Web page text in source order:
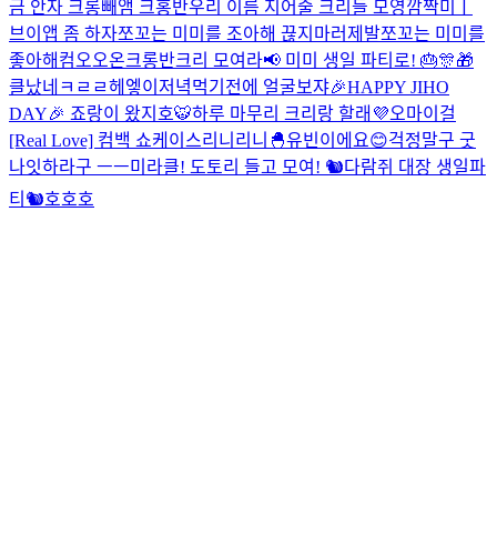
금 안자 크롱빼앰 크홍반우리 이름 지어줄 크리들 모영깜짝미ㅣ
브이앱 좀 하자쪼꼬는 미미를 조아해 끊지마러제발쪼꼬는 미미를
좋아해 컴오오온크롱반크리 모여라📢 미미 생일 파티로! 🎂🎊🎁
클났네 ㅋㄹㄹ헤엫이 저녁먹기전에 얼굴보쟈🎉HAPPY JIHO
DAY🎉 죠랑이 왔지호🐯하루 마무리 크리랑 할래💜오마이걸
[Real Love] 컴백 쇼케이스리니리니🐣유빈이에요😊걱정말구 굿
나잇하라구 ㅡㅡ미라클! 도토리 들고 모여! 🐿다람쥐 대장 생일파
티🐿호호호